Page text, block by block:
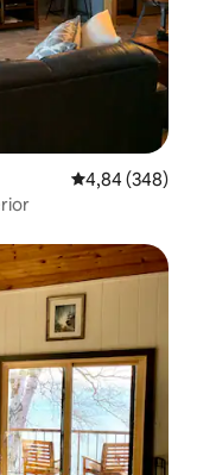
4,84 (348)